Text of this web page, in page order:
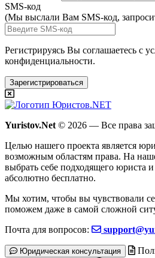
SMS-код
(Мы выслали Вам SMS-код,
Регистрируясь Вы соглашаетесь с
конфиденциальности.
Зарегистрироваться
Yuristov.Net © 2026 — Все права
Целью нашего проекта является
возможным областям права. На
выбрать себе подходящего юриста
абсолютно бесплатно.
Мы хотим, чтобы вы чувствовали
поможем даже в самой сложной
Почта для вопросов:
Юридическая консультация